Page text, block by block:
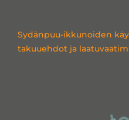
Sydänpuu-ikkunoiden
takuuehdot ja